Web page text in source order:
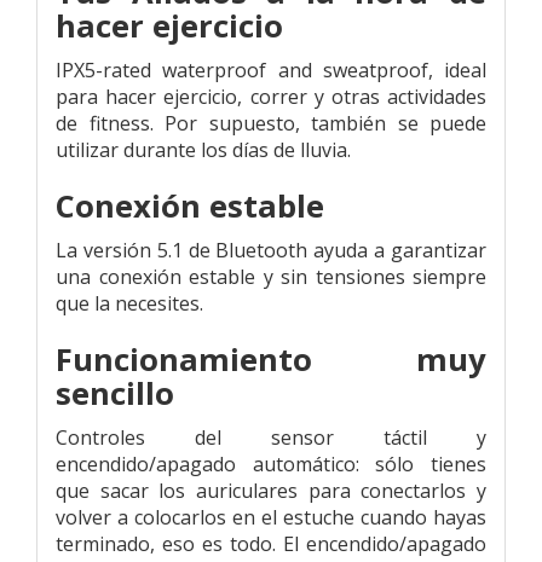
hacer ejercicio
IPX5-rated waterproof and sweatproof, ideal
para hacer ejercicio, correr y otras actividades
de fitness. Por supuesto, también se puede
utilizar durante los días de lluvia.
Conexión estable
La versión 5.1 de Bluetooth ayuda a garantizar
una conexión estable y sin tensiones siempre
que la necesites.
Funcionamiento muy
sencillo
Controles del sensor táctil y
encendido/apagado automático: sólo tienes
que sacar los auriculares para conectarlos y
volver a colocarlos en el estuche cuando hayas
terminado, eso es todo. El encendido/apagado